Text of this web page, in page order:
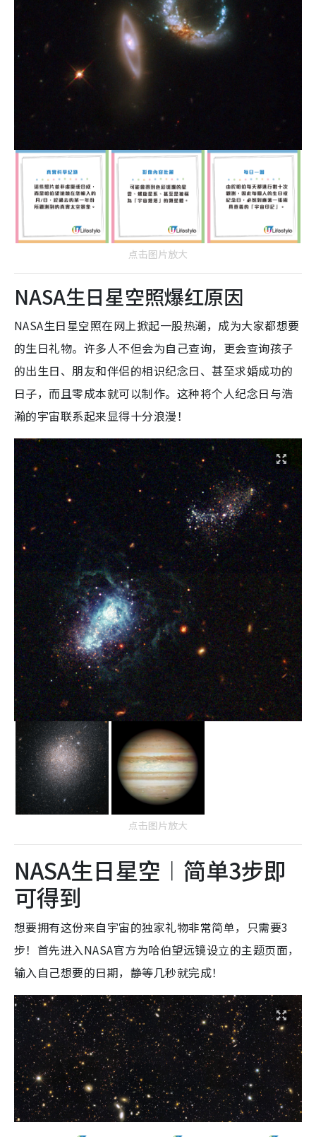
点击图片放大
NASA生日星空照爆红原因
NASA生日星空照在网上掀起一股热潮，成为大家都想要
的生日礼物。 许多人不但会为自己查询，更会查询孩子
的出生日、朋友和伴侣的相识纪念日、甚至求婚成功的
日子，而且零成本就可以制作。这种将个人纪念日与浩
瀚的宇宙联系起来显得十分浪漫！
点击图片放大
NASA生日星空︱简单3步即
可得到
想要拥有这份来自宇宙的独家礼物非常简单，只需要3
步！首先进入NASA官方为哈伯望远镜设立的主题页面，
输入自己想要的日期，静等几秒就完成！